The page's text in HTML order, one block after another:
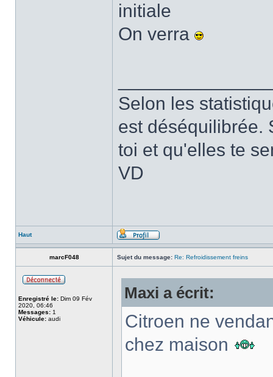
initiale
On verra
Selon les
est déséquilibrée.
toi et qu'elles te
VD
Haut
marcF048 Sujet du message: Re: Refroidissement freins
Enregistré le: Dim 09 Fév
2020, 06:46
Messages: 1
Véhicule: audi
Maxi a écrit:
Citroen ne
chez maison